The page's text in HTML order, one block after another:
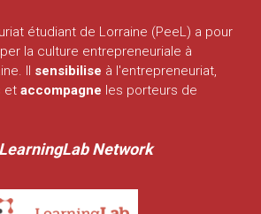
étudiant de Lorraine (PeeL) a pour
la culture entrepreneuriale à
Il sensibilise à l'entrepreneuriat,
et accompagne les porteurs de
LearningLab Network